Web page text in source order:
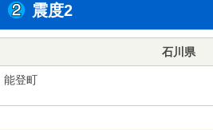
震度2
石川県
能登町